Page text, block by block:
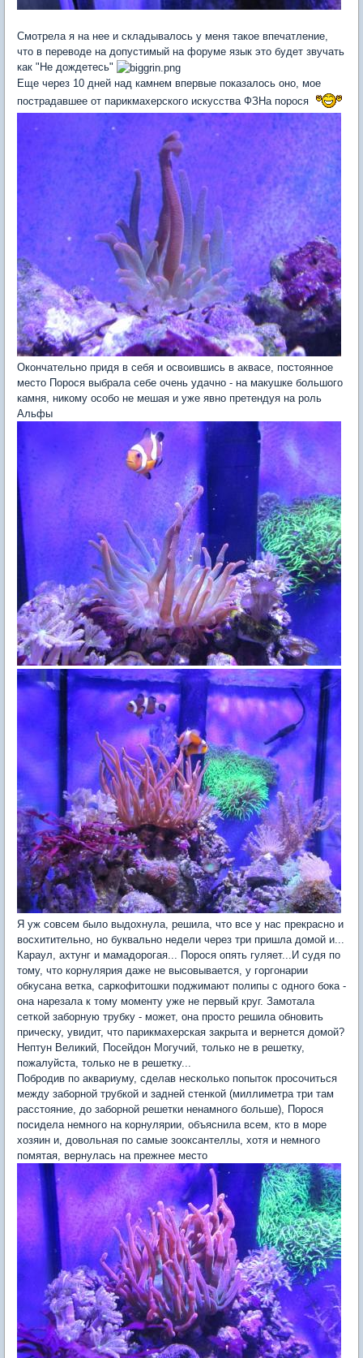
Смотрела я на нее и складывалось у меня такое впечатление,
что в переводе на допустимый на форуме язык это будет звучать
как "Не дождетесь"
Еще через 10 дней над камнем впервые показалось оно, мое
пострадавшее от парикмахерского искусства ФЗНа порося
Окончательно придя в себя и освоившись в аквасе, постоянное
место Порося выбрала себе очень удачно - на макушке большого
камня, никому особо не мешая и уже явно претендуя на роль
Альфы
Я уж совсем было выдохнула, решила, что все у нас прекрасно и
восхитительно, но буквально недели через три пришла домой и...
Караул, ахтунг и мамадорогая... Порося опять гуляет...И судя по
тому, что корнулярия даже не высовывается, у горгонарии
обкусана ветка, саркофитошки поджимают полипы с одного бока -
она нарезала к тому моменту уже не первый круг. Замотала
сеткой заборную трубку - может, она просто решила обновить
прическу, увидит, что парикмахерская закрыта и вернется домой?
Нептун Великий, Посейдон Могучий, только не в решетку,
пожалуйста, только не в решетку...
Побродив по аквариуму, сделав несколько попыток просочиться
между заборной трубкой и задней стенкой (миллиметра три там
расстояние, до заборной решетки ненамного больше), Порося
посидела немного на корнулярии, объяснила всем, кто в море
хозяин и, довольная по самые зооксантеллы, хотя и немного
помятая, вернулась на прежнее место